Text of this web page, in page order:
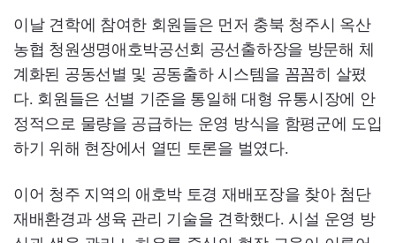
이날 견학에 참여한 회원들은 먼저 충북 청주시 옥산
농협 청원생명애호박공선회 공선출하장을 방문해 체
계화된 공동선별 및 공동출하 시스템을 꼼꼼히 살폈
다. 회원들은 선별 기준을 통일해 대형 유통시장에 안
정적으로 물량을 공급하는 운영 방식을 함평군에 도입
하기 위해 현장에서 열띤 토론을 벌였다.
이어 청주 지역의 애호박 토경 재배포장을 찾아 첨단
재배환경과 생육 관리 기술을 견학했다. 시설 운영 방